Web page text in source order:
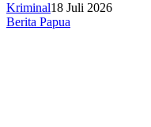
Kriminal18 Juli 2026
Berita Papua